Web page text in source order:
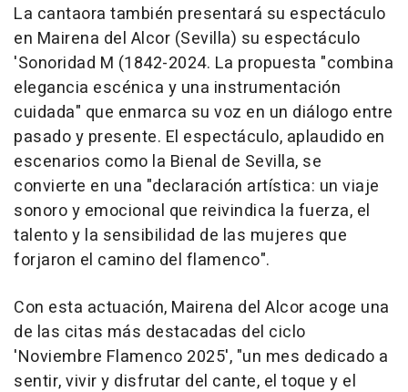
La cantaora también presentará su espectáculo
en Mairena del Alcor (Sevilla) su espectáculo
'Sonoridad M (1842-2024. La propuesta "combina
elegancia escénica y una instrumentación
cuidada" que enmarca su voz en un diálogo entre
pasado y presente. El espectáculo, aplaudido en
escenarios como la Bienal de Sevilla, se
convierte en una "declaración artística: un viaje
sonoro y emocional que reivindica la fuerza, el
talento y la sensibilidad de las mujeres que
forjaron el camino del flamenco".
Con esta actuación, Mairena del Alcor acoge una
de las citas más destacadas del ciclo
'Noviembre Flamenco 2025', "un mes dedicado a
sentir, vivir y disfrutar del cante, el toque y el